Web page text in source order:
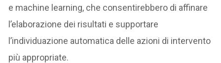
e machine learning, che consentirebbero di affinare
l’elaborazione dei risultati e supportare
l’individuazione automatica delle azioni di intervento
più appropriate.